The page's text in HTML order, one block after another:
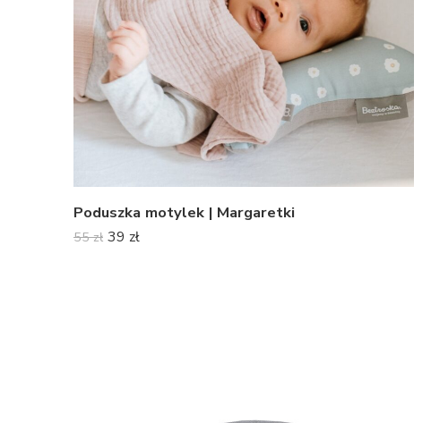
Poduszka motylek | Margaretki
55zł 39 zł